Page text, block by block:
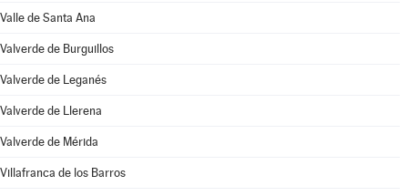
Valle de Santa Ana
Valverde de Burguillos
Valverde de Leganés
Valverde de Llerena
Valverde de Mérida
Villafranca de los Barros